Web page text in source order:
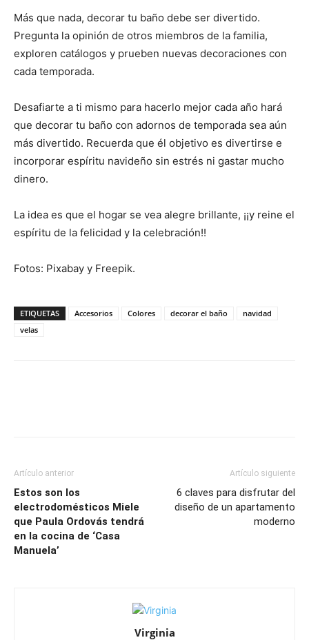
Más que nada, decorar tu baño debe ser divertido.
Pregunta la opinión de otros miembros de la familia,
exploren catálogos y prueben nuevas decoraciones con
cada temporada.
Desafiarte a ti mismo para hacerlo mejor cada año hará
que decorar tu baño con adornos de temporada sea aún
más divertido. Recuerda que él objetivo es divertirse e
incorporar espíritu navideño sin estrés ni gastar mucho
dinero.
La idea es que el hogar se vea alegre brillante, ¡¡y reine el
espíritu de la felicidad y la celebración!!
Fotos: Pixabay y Freepik.
ETIQUETAS Accesorios Colores decorar el baño
navidad
velas
Artículo anterior
Estos son los
electrodomésticos Miele
que Paula Ordovás tendrá
en la cocina de ‘Casa
Manuela’
Artículo siguiente
6 claves para disfrutar del
diseño de un apartamento
moderno
Virginia